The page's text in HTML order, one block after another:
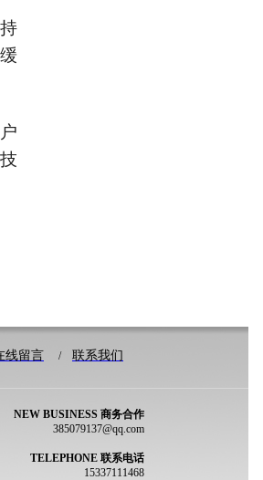
NEW BUSINESS 商务合作
385079137@qq.com
TELEPHONE 联系电话
15337111468
线留言 / 联系我们